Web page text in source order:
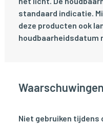
standaard indicatie.
deze producten ook
houdbaarheidsdatum
Niet gebruiken tijdens